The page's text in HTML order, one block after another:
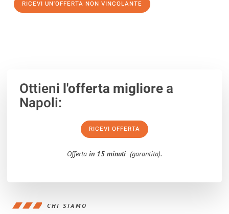
RICEVI UN'OFFERTA NON VINCOLANTE
Ottieni l'offerta migliorea
Napoli:
RICEVI OFFERTA
Offerta in 15 minuti (garantita).
CHI SIAMO